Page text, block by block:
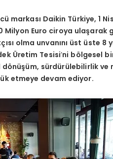
markası Daikin Türkiye, 1
Milyon Euro ciroya
olma unvanını üst üste 8
Üretim Tesisi’ni bölgesel
sürdürülebilirlik ve
etmeye devam ediyor.